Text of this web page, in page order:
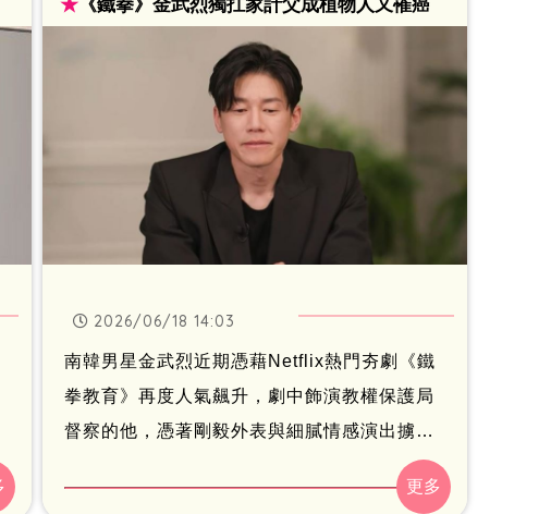
球逾2億小時觀看紀錄，堪稱今年最不能錯過的
★《鐵拳》金武烈獨扛家計父成植物人又罹癌
2026/06/18 14:03
南韓男星金武烈近期憑藉Netflix熱門夯劇《鐵
拳教育》再度人氣飆升，劇中飾演教權保護局
督察的他，憑著剛毅外表與細膩情感演出擄獲
大批觀眾，也讓許多人開始關注這位實力派演
員背後的人生故事。在光鮮亮麗的演藝事業背